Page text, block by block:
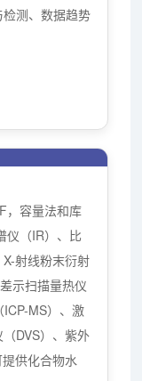
测、数据趋势
，容量法和库
仪（IR）、比
射线粉末衍射
示扫描量热仪
ICP-MS）、激
DVS）、紫外
供化合物水